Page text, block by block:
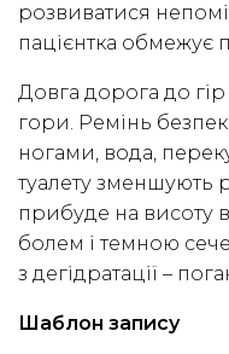
розвиватися
пацієнтка обмежує
Довга дорога до
гори. Ремінь
ногами, вода,
туалету зменшують
прибуде на висоту
болем і темною
з дегідратації –
Шаблон запису